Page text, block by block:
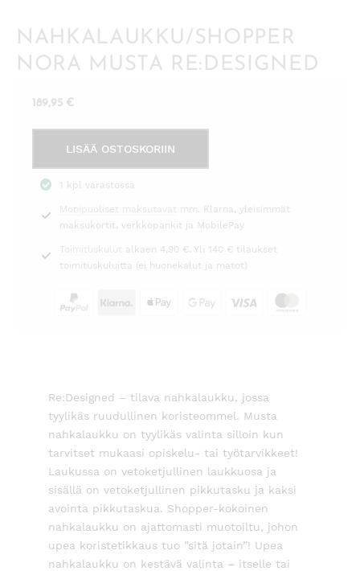
NAHKALAUKKU/SHOPPER
NORA MUSTA RE:DESIGNED
189,95 €
Re:Designed
määrä
LISÄÄ OSTOSKORIIN
1 kpl varastossa
Monipuoliset maksutavat mm. Klarna, yleisimmät
maksukortit, verkkopankit ja MobilePay
Toimituskulut alkaen 4,90 €. Yli 140 € tilaukset
toimituskuluitta (ei huonekalut ja matot)
Re:Designed – tilava nahkalaukku, jossa
tyylikäs ruudullinen koristeommel. Musta
nahkalaukku on tyylikäs valinta silloin kun
tarvitset mukaasi opiskelu- tai työtarvikkeet!
Laukussa on vetoketjullinen laukkuosa ja
sisällä on vetoketjullinen pikkutasku ja kaksi
avointa pikkutaskua. Shopper-kokoinen
nahkalaukku on ajattomasti muotoiltu, johon
upea koristetikkaus tuo ”sitä jotain”! Upea
nahkalaukku on kestävä valinta – itselle tai